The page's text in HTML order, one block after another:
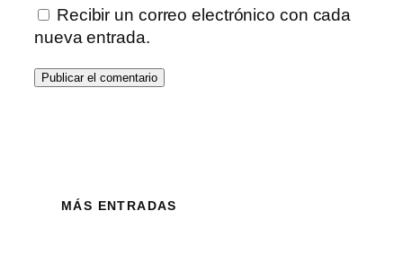
Recibir un correo electrónico con cada
nueva entrada.
MÁS ENTRADAS